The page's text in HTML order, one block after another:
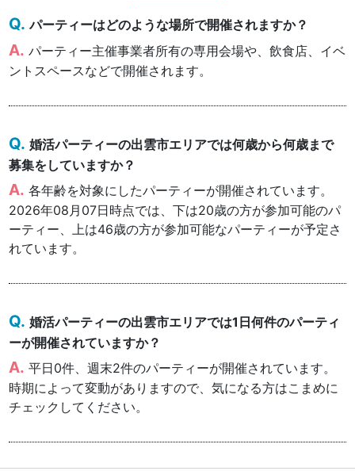
パーティーはどのような場所で開催されますか？
パーティー主催事業者所有の専用会場や、飲食店、イベ
ントスペースなどで開催されます。
婚活パーティーの出雲市エリアでは何歳から何歳まで
募集をしていますか？
各年齢を対象にしたパーティーが開催されています。
2026年08月07日時点では、下は20歳の方が参加可能のパ
ーティー、上は46歳の方が参加可能なパーティーが予定さ
れています。
婚活パーティーの出雲市エリアでは1日何件のパーティ
ーが開催されていますか？
平日0件、週末2件のパーティーが開催されています。
時期によって変動がありますので、気になる方はこまめに
チェックしてください。